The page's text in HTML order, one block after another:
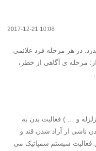
2017-12-21 10:08
در هر مرحله فرد علائمی
مرحله ی آگاهی از خطر،
و … ) فعالیت بدن به
ناشی از آزاد شدن قند و
فعالیت سیستم سمپاتیک می